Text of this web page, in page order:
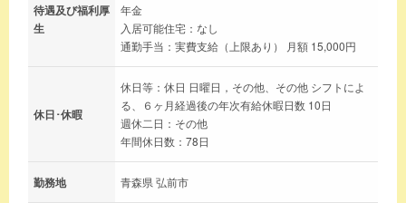
待遇及び福利厚
生
年金
入居可能住宅：なし
通勤手当：実費支給（上限あり） 月額 15,000円
休日･休暇
休日等：休日 日曜日，その他、その他 シフトによ
る、６ヶ月経過後の年次有給休暇日数 10日
週休二日：その他
年間休日数：78日
勤務地 青森県 弘前市